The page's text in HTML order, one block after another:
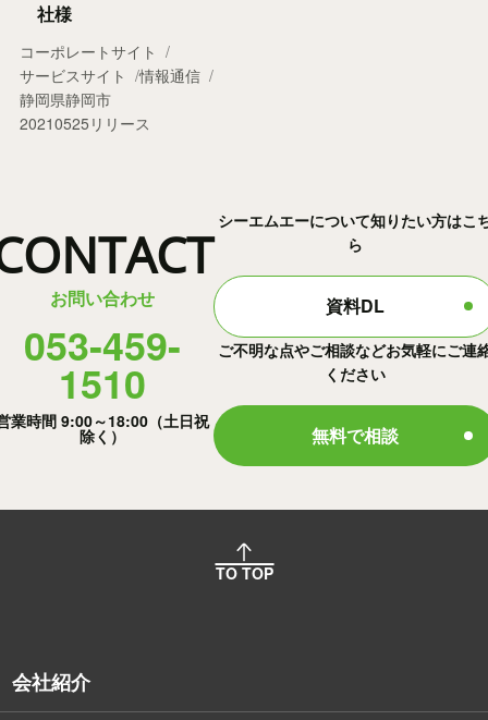
社様
コーポレートサイト
サービスサイト
情報通信
静岡県静岡市
20210525リリース
お問い合わせ
053-459-
1510
業時間 9:00～18:00（土日祝
除く）
シーエムエーについて知りたい方はこ
ら
資料DL
ご不明な点やご相談などお気軽にご連
ください
無料で相談
TO TOP
会社紹介